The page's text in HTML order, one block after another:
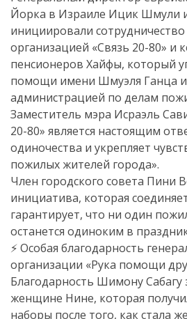
Йорка в Израиле Ицик Шмули
инициировали
организацией «Связь 20-80» и
пенсионеров Хайфы, который
помощи имени Шмуэля Ганца
администрацией по делам
Заместитель мэра Исраэль
20-80» является настоящим
одиночества и укрепляет
пожилых жителей города».
Член городского совета Пини
инициатива, которая
гарантирует, что ни один
останется одиноким в
⚡️ Особая благодарность
организации «Рука помощи
Благодарность Шимону
женщине Нине, которая
наборы после того, как стала